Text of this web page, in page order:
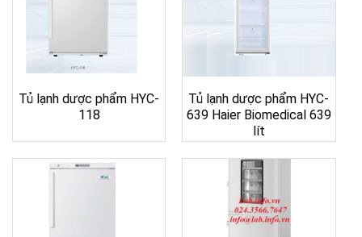
Tủ lạnh dược phẩm HYC-
118
Tủ lạnh dược phẩm HYC-
639 Haier Biomedical 639
lít